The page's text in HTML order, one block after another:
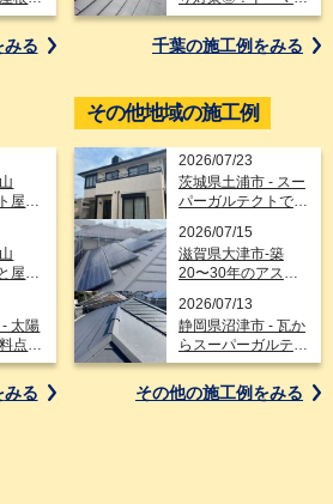
みる
付き屋根を手頃なテ
イガクルーフでカバ
ー工法
千葉の施工例をみる
屋根
屋根
屋根
太陽
点検
化を
年
屋根
みる
その他地域の施工例
2026/07/23
茨城県土浦市 - スー
パーガルテクトでド
含む屋根・外壁のリ
フォーム
2026/07/15
滋賀県大津市-築
20〜30年のアスベ
根をカバー工法でス
ーパーガルテクト＆
太陽光パネル脱着
2026/07/13
静岡県沼津市 - 瓦か
らスーパーガルテク
トへ！新築のような
外観へ屋根葺き替え
工事
その他の施工例をみる